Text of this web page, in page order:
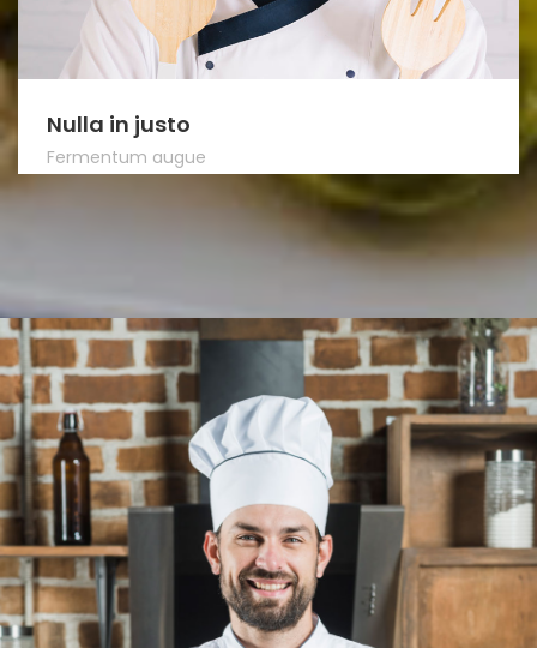
Nulla in justo
Fermentum augue